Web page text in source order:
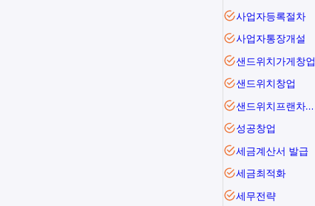
사업자등록절차
사업자통장개설
샌드위치가게창업
샌드위치창업
샌드위치프랜차이즈
성공창업
세금계산서 발급
세금최적화
세무전략